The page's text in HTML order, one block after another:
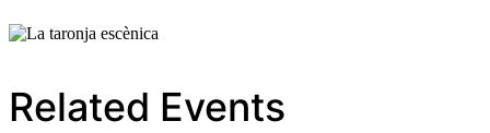
Related Events